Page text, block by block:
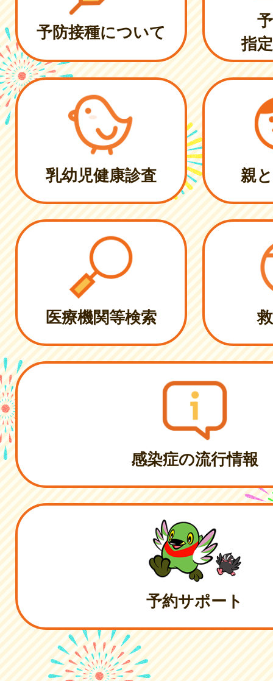
予防接種について
指
乳幼児健康診査 親
医療機関等検索
感染症の流行情報
予約サポート